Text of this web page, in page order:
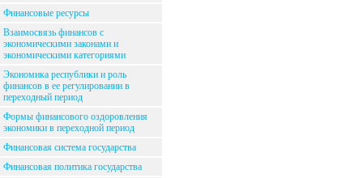
Финансовые ресурсы
Взаимосвязь финансов с
экономическими законами и
экономическими категориями
Экономика республики и роль
финансов в ее регулировании в
переходный период
Формы финансового оздоровления
экономики в переходной период
Финансовая система государства
Финансовая политика государства